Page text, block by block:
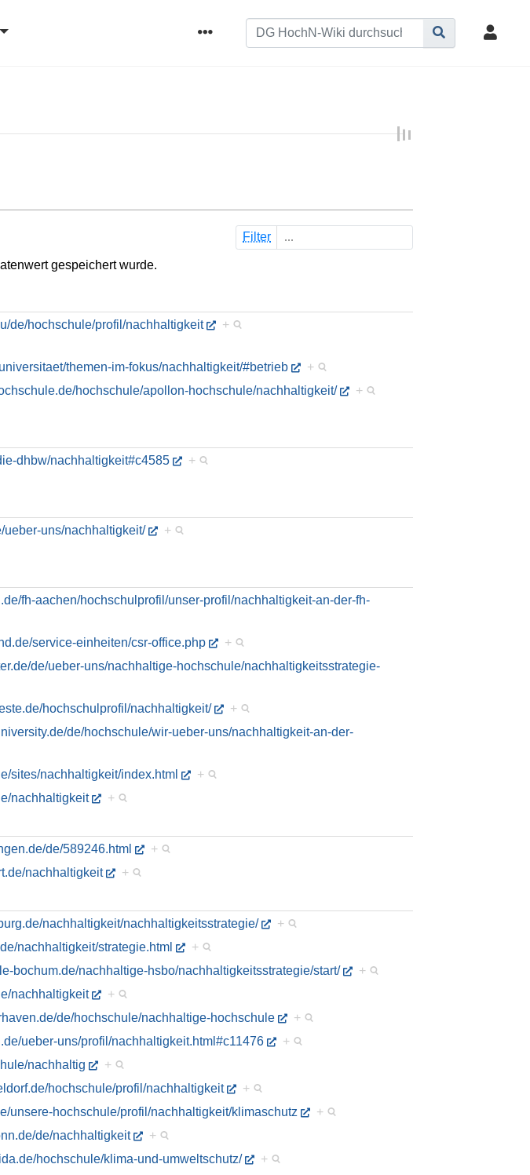
Filter
gespeichert wurde.
de/hochschule/profil/nachhaltigkeit +
themen-im-fokus/nachhaltigkeit/#betrieb
+
hochschule/apollon-hochschule/nachhaltigkeit/ +
dhbw/nachhaltigkeit#c4585 +
ueber-uns/nachhaltigkeit/ +
fh-aachen/hochschulprofil/unser-profil/nachhaltigkeit-an-der-fh-
service-einheiten/csr-office.php
+
de/ueber-uns/nachhaltige-hochschule/nachhaltigkeitsstrategie-
hochschulprofil/nachhaltigkeit/
+
de/hochschule/wir-ueber-uns/nachhaltigkeit-an-der-
sites/nachhaltigkeit/index.html
+
nachhaltigkeit +
de/589246.html
+
nachhaltigkeit +
nachhaltigkeit/nachhaltigkeitsstrategie/
+
nachhaltigkeit/strategie.html
+
bochum.de/nachhaltige-hsbo/nachhaltigkeitsstrategie/start/
+
nachhaltigkeit
+
de/hochschule/nachhaltige-hochschule
+
ueber-uns/profil/nachhaltigkeit.html#c11476
+
nachhaltig
+
hochschule/profil/nachhaltigkeit
+
unsere-hochschule/profil/nachhaltigkeit/klimaschutz
+
de/nachhaltigkeit
+
hochschule/klima-und-umweltschutz/
+